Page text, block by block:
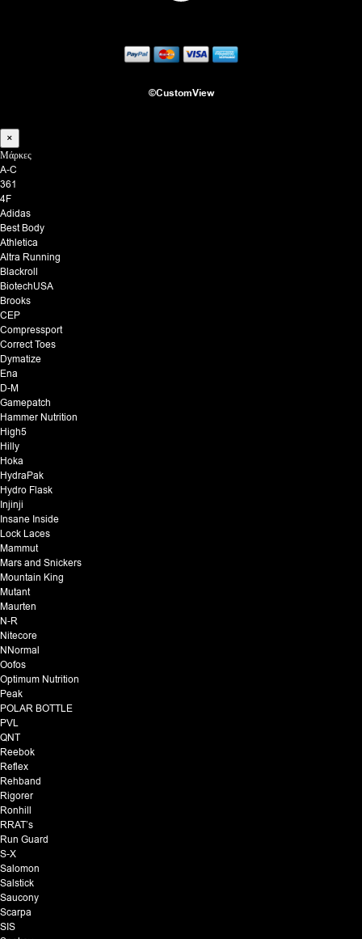
©CustomView
×
Μάρκες
A-C
361
4F
Adidas
Best Body
Athletica
Altra Running
Blackroll
BiotechUSA
Brooks
CEP
Compressport
Correct Toes
Dymatize
Ena
D-M
Gamepatch
Hammer Nutrition
High5
Hilly
Hoka
HydraPak
Hydro Flask
Injinji
Insane Inside
Lock Laces
Mammut
Mars and Snickers
Mountain King
Mutant
Maurten
N-R
Nitecore
NNormal
Oofos
Optimum Nutrition
Peak
POLAR BOTTLE
PVL
QNT
Reebok
Reflex
Rehband
Rigorer
Ronhill
RRAT’s
Run Guard
S-X
Salomon
Salstick
Saucony
Scarpa
SIS